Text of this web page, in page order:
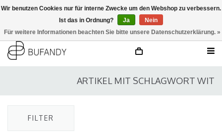
ARTIKEL MIT SCHLAGWORT WIT
FILTER
Wir benutzen Cookies nur für interne Zwecke um den Webshop zu verbessern.
Ist das in Ordnung?
Ja
Nein
Für weitere Informationen beachten Sie bitte unsere Datenschutzerklärung. »